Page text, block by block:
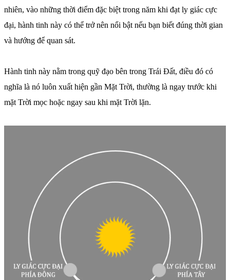
nhiên, vào những thời điểm đặc biệt trong năm khi đạt ly giác cực
đại, hành tinh này có thể trở nên nổi bật nếu bạn biết đúng thời gian
và hướng để quan sát.
Hành tinh này nằm trong quỹ đạo bên trong Trái Đất, điều đó có
nghĩa là nó luôn xuất hiện gần Mặt Trời, thường là ngay trước khi
mặt Trời mọc hoặc ngay sau khi mặt Trời lặn.